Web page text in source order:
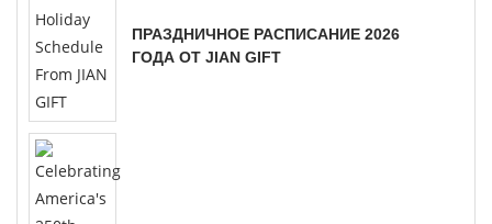
ПРАЗДНИЧНОЕ РАСПИСАНИЕ 2026
ГОДА ОТ JIAN GIFT